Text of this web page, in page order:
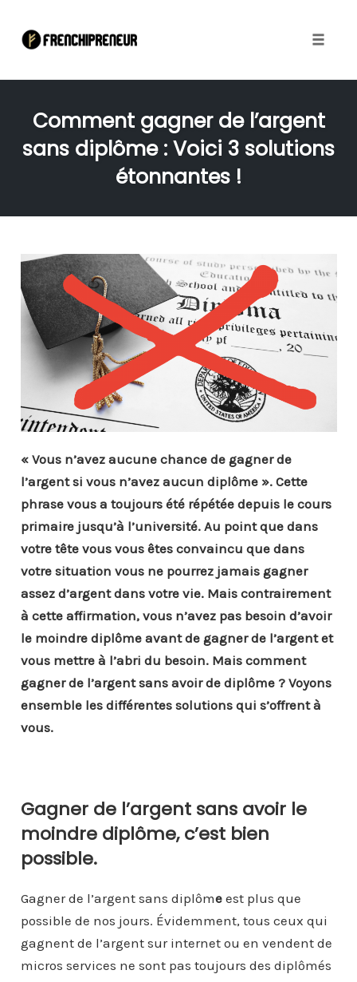
contentComment gagner de l’argent
sans diplôme : Voici 3 solutions
étonnantes !
« Vous n’avez aucune chance de gagner de
l’argent si vous n’avez aucun diplôme ». Cette
phrase vous a toujours été répétée depuis le cours
primaire jusqu’à l’université. Au point que dans
votre tête vous vous êtes convaincu que dans
votre situation vous ne pourrez jamais gagner
assez d’argent dans votre vie. Mais contrairement
à cette affirmation, vous n’avez pas besoin d’avoir
le moindre diplôme avant de gagner de l’argent et
vous mettre à l’abri du besoin. Mais comment
gagner de l’argent sans avoir de diplôme ? Voyons
ensemble les différentes solutions qui s’offrent à
vous.
Gagner de l’argent sans avoir le
moindre diplôme, c’est bien
possible.
Gagner de l’argent sans diplômeest plus que
possible de nos jours. Évidemment, tous ceux qui
gagnent de l’argent sur internet ou en vendent de
micros services ne sont pas toujours des diplômés